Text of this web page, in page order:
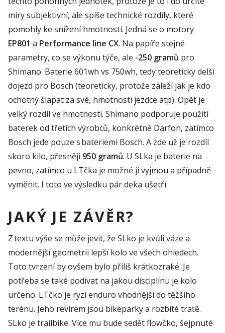
míry subjektivní, ale spíše technické rozdíly, které
pomohly ke snížení hmotnosti. Jedná se o motory
EP801 a Performance line CX. Na papíře stejné
parametry, co se výkonu týče, ale -250 gramů pro
Shimano. Baterie 601wh vs 750wh, tedy teoreticky delší
dojezd pro Bosch (teoreticky, protože záleží jak je kdo
ochotný šlapat za své, hmotnosti jezdce atp). Opět je
velký rozdíl ve hmotnosti. Shimano podporuje použití
baterek od třetích výrobců, konkrétně Darfon, zatímco
Bosch jede pouze s bateriemi Bosch. A zde už je rozdíl
skoro kilo, přesněji 950 gramů. U SLka je baterie na
pevno, zatímco u LTčka je možné ji vyjmou a případně
vyměnit. I toto ve výsledku pár deka ušetří.
JAKÝ JE ZÁVĚR?
Z textu výše se může jevit, že SLko je kvůli váze a
modernější geometrii lepší kolo ve všech ohledech.
Toto tvrzení by ovšem bylo příliš krátkozraké. Je
potřeba se také podívat na jakou disciplínu je kolo
určeno. LTčko je ryzíenduro vhodnější do těžšího
terénu. Jeho revírem jsou bikeparkya rozbité traťě.
SLko je trailbike. Více mu bude sedětflowčko, šejpnuté